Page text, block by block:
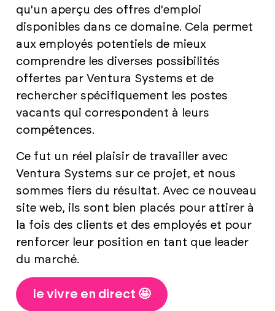
qu'un aperçu des offres d'emploi
disponibles dans ce domaine. Cela permet
aux employés potentiels de mieux
comprendre les diverses possibilités
offertes par Ventura Systems et de
rechercher spécifiquement les postes
vacants qui correspondent à leurs
compétences.
Ce fut un réel plaisir de travailler avec
Ventura Systems sur ce projet, et nous
sommes fiers du résultat. Avec ce nouveau
site web, ils sont bien placés pour attirer à
la fois des clients et des employés et pour
renforcer leur position en tant que leader
du marché.
le vivre en direct 🤩